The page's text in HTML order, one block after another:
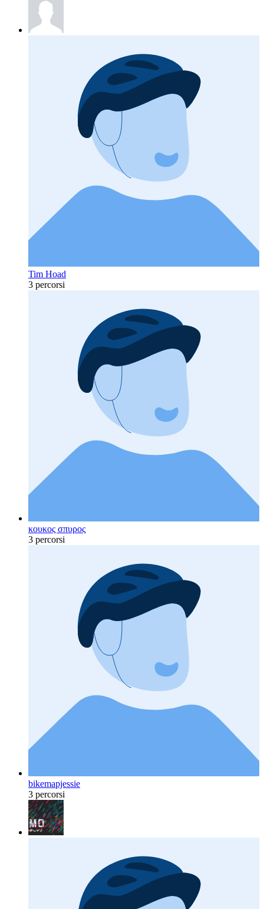
Tim Hoad
3 percorsi
κουκος σπυρος
3 percorsi
bikemapjessie
3 percorsi